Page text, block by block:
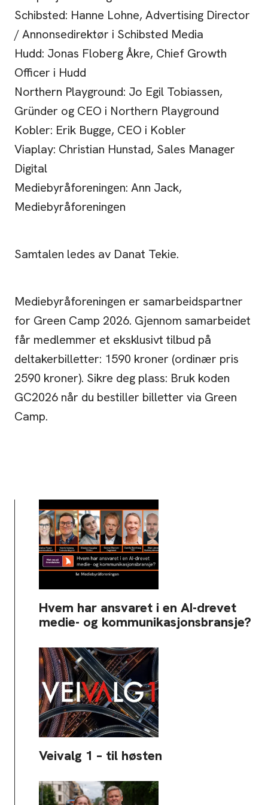
Schibsted: Hanne Lohne, Advertising Director
/ Annonsedirektør i Schibsted Media
Hudd: Jonas Floberg Åkre, Chief Growth
Officer i Hudd
Northern Playground: Jo Egil Tobiassen,
Gründer og CEO i Northern Playground
Kobler: Erik Bugge, CEO i Kobler
Viaplay: Christian Hunstad, Sales Manager
Digital
Mediebyråforeningen: Ann Jack,
Mediebyråforeningen
Samtalen ledes av Danat Tekie.
Mediebyråforeningen er samarbeidspartner
for Green Camp 2026. Gjennom samarbeidet
får medlemmer et eksklusivt tilbud på
deltakerbilletter: 1590 kroner (ordinær pris
2590 kroner). Sikre deg plass: Bruk koden
GC2026 når du bestiller billetter via Green
Camp.
Hvem har ansvaret i en AI-drevet
medie- og kommunikasjonsbransje?
Veivalg 1 – til høsten